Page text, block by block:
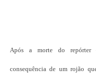
Após a morte do repórter
consequência de um rojão